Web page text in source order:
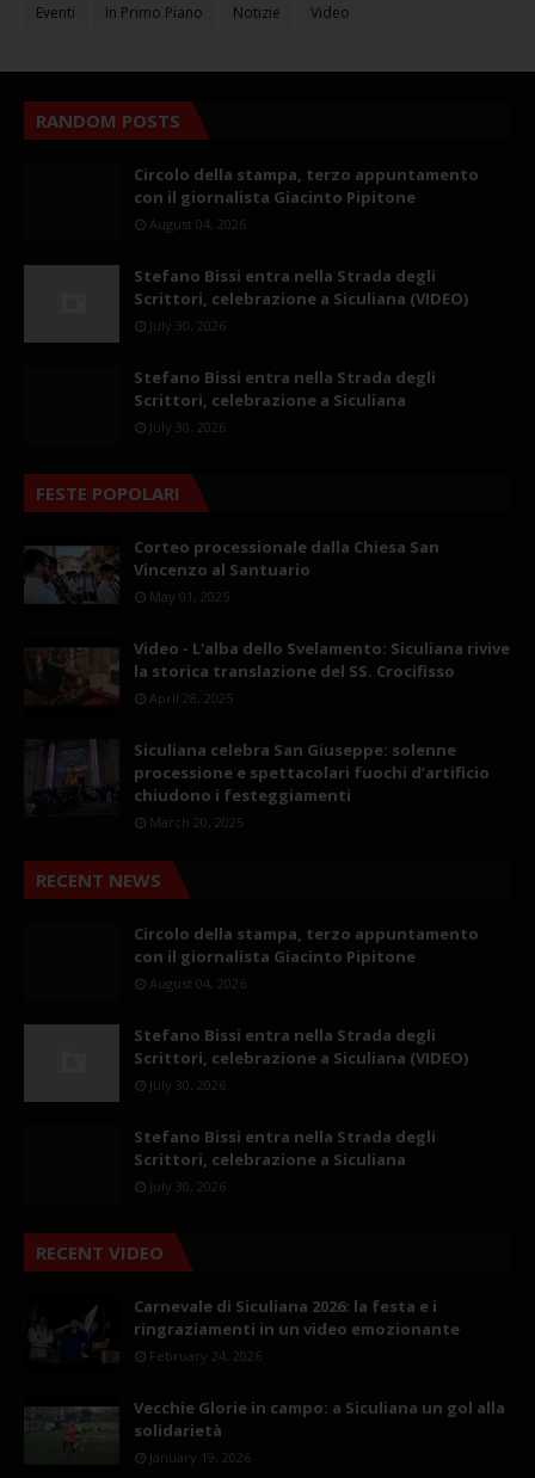
Eventi In Primo Piano Notizie Video
RANDOM POSTS
Circolo della stampa, terzo appuntamento
con il giornalista Giacinto Pipitone
August 04, 2026
Stefano Bissi entra nella Strada degli
Scrittori, celebrazione a Siculiana (VIDEO)
July 30, 2026
Stefano Bissi entra nella Strada degli
Scrittori, celebrazione a Siculiana
July 30, 2026
FESTE POPOLARI
Corteo processionale dalla Chiesa San
Vincenzo al Santuario
May 01, 2025
Video - L'alba dello Svelamento: Siculiana rivive
la storica translazione del SS. Crocifisso
April 28, 2025
Siculiana celebra San Giuseppe: solenne
processione e spettacolari fuochi d’artificio
chiudono i festeggiamenti
March 20, 2025
RECENT NEWS
Circolo della stampa, terzo appuntamento
con il giornalista Giacinto Pipitone
August 04, 2026
Stefano Bissi entra nella Strada degli
Scrittori, celebrazione a Siculiana (VIDEO)
July 30, 2026
Stefano Bissi entra nella Strada degli
Scrittori, celebrazione a Siculiana
July 30, 2026
RECENT VIDEO
Carnevale di Siculiana 2026: la festa e i
ringraziamenti in un video emozionante
February 24, 2026
Vecchie Glorie in campo: a Siculiana un gol alla
solidarietà
January 19, 2026